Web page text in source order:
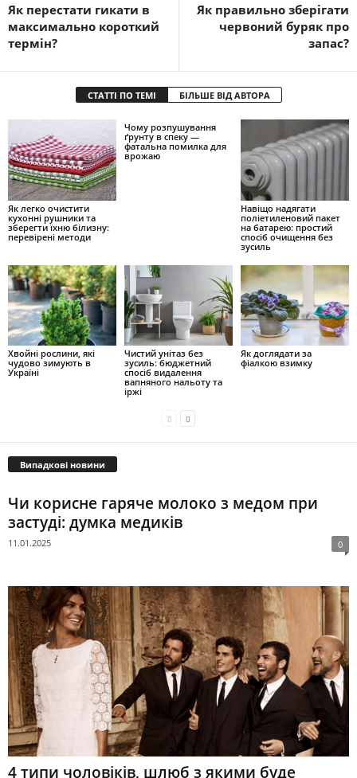
Як перестати гикати в
максимально короткий
термін?
Як правильно зберігати
червоний буряк про
запас?
СТАТТІ ПО ТЕМІ БІЛЬШЕ ВІД АВТОРА
Як легко очистити
кухонні рушники та
зберегти їхню білизну:
перевірені методи
Чому розпушування
ґрунту в спеку —
фатальна помилка для
врожаю
Навіщо надягати
поліетиленовий пакет
на батарею: простий
спосіб очищення без
зусиль
Хвойні рослини, які
чудово зимують в
Україні
Чистий унітаз без
зусиль: бюджетний
спосіб видалення
вапняного нальоту та
іржі
Як доглядати за
фіалкою взимку
Випадкові новини
Чи корисне гаряче молоко з медом при
застуді: думка медиків
11.01.2025 0
4 типи чоловіків, шлюб з якими буде